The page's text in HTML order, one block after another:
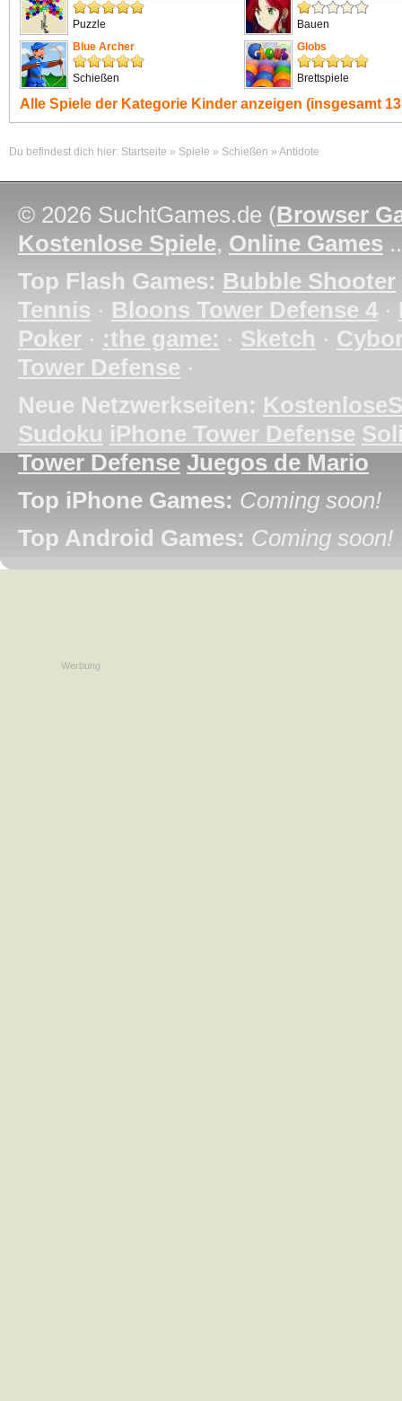
Puzzle
Bauen
Blue Archer
Schießen
Globs
Brettspiele
Alle Spiele der Kategorie Kinder anzeigen (insgesamt
Du befindest dich hier: Startseite » Spiele » Schießen » Antidote
© 2026 SuchtGames.de (Browser
Kostenlose Spiele, Online Games
Top Flash Games: Bubble Shooter
Tennis · Bloons Tower Defense 4 ·
Poker · :the game: · Sketch ·
Tower Defense ·
Neue Netzwerkseiten:
Sudoku iPhone Tower Defense
Tower Defense Juegos de Mario
Top iPhone Games: Coming soon!
Top Android Games: Coming soon!
Werbung